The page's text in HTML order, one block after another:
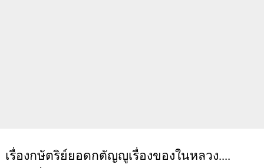
เรื่องกษัตริย์ยอดกตัญญูเรื่องของในหลวง....